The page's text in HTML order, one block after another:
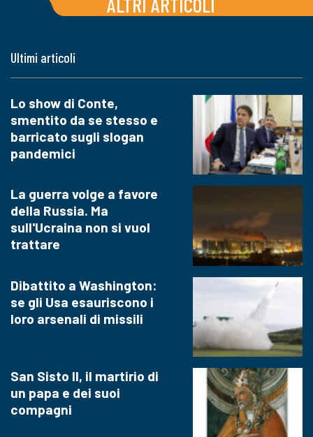
Ultimi articoli
Lo show di Conte,
smentito da se stesso e
barricato sugli slogan
pandemici
La guerra volge a favore
della Russia. Ma
sull'Ucraina non si vuol
trattare
Dibattito a Washington:
se gli Usa esauriscono i
loro arsenali di missili
San Sisto II, il martirio di
un papa e dei suoi
compagni